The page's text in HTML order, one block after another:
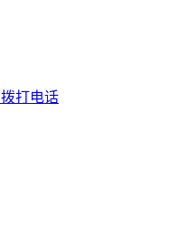
拨打电话